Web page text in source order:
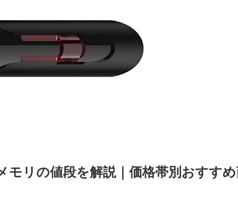
モリの値段を解説｜価格帯別おすす